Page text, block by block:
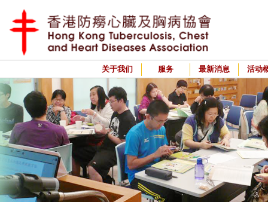
关于我们 服务 最新消息 活动